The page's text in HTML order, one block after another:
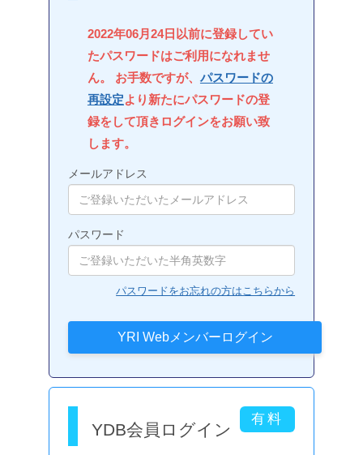
2022年06月24日以前に登録してい
たパスワードはご利用になれませ
ん。 お手数ですが、 パスワードの
再設定より新たにパスワードの登
録をして頂きログインをお願い致
します。
メールアドレス
パスワード
パスワードをお忘れの方はこちらから
YDB会員ログイン